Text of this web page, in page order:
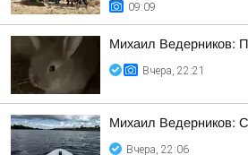
09:09
Михаил Ведерников:
Вчера, 22:21
Михаил Ведерников:
Вчера, 22:06